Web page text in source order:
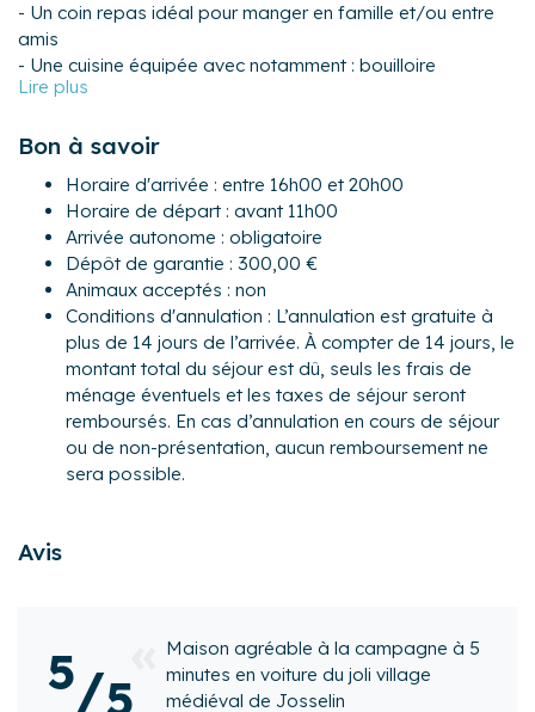
- Un coin repas idéal pour manger en famille et/ou entre
amis
- Une cuisine équipée avec notamment : bouilloire
électrique, four, four à micro-ondes, grille-pain, lave-
- Une salle de bain avec baignoire, WC
A l'étage :
- Chambre 1 : un lit double (140×190)
- Chambre 2 : un lit double (140×190)
- Chambre 3 : deux lits simples
- Une salle d'eau avec cabine de douche, WC
Pour encore plus de confort : barbecue, lave-linge, sèche-
linge, table et fer à repasser.
- Un beau jardin de 800 m² partiellement clos.
- Une terrasse de 20m², orientée Nord-Ouest, avec une
Cette maison de campagne à proximité de la Forêt de
commerces essentiels mais aussi de boutiques,
restaurants, bars, marché...
Bon à savoir
Horaire d'arrivée : entre 16h00 et 20h00
Horaire de départ : avant 11h00
Arrivée autonome : obligatoire
Dépôt de garantie : 300,00 €
Animaux acceptés : non
Conditions d'annulation : L’annulation est gratuite à
plus de 14 jours de l’arrivée. À compter de 14 jours, le
montant total du séjour est dû, seuls les frais de
ménage éventuels et les taxes de séjour seront
remboursés. En cas d’annulation en cours de séjour
ou de non-présentation, aucun remboursement ne
sera possible.
Avis
village
5/5
🙂 Un gite au summum,
relouerai.
Si soucis, soucis résolu